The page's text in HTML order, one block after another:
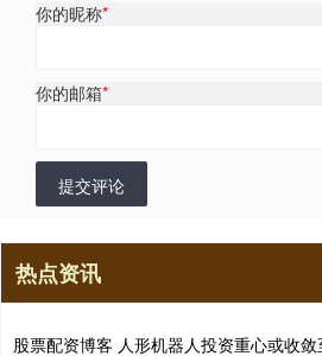
你的昵称*
你的邮箱*
提交评论
热点资讯
股票配资博客 人形机器人投资重心或收